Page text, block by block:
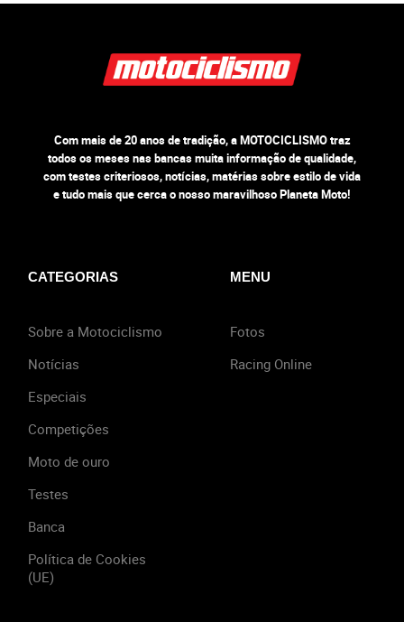
Com mais de 20 anos de tradição, a MOTOCICLISMO traz
todos os meses nas bancas muita informação de qualidade,
com testes criteriosos, notícias, matérias sobre estilo de vida
e tudo mais que cerca o nosso maravilhoso Planeta Moto!
CATEGORIAS
Sobre a Motociclismo
Notícias
Especiais
Competições
Moto de ouro
Testes
Banca
Política de Cookies
(UE)
MENU
Fotos
Racing Online